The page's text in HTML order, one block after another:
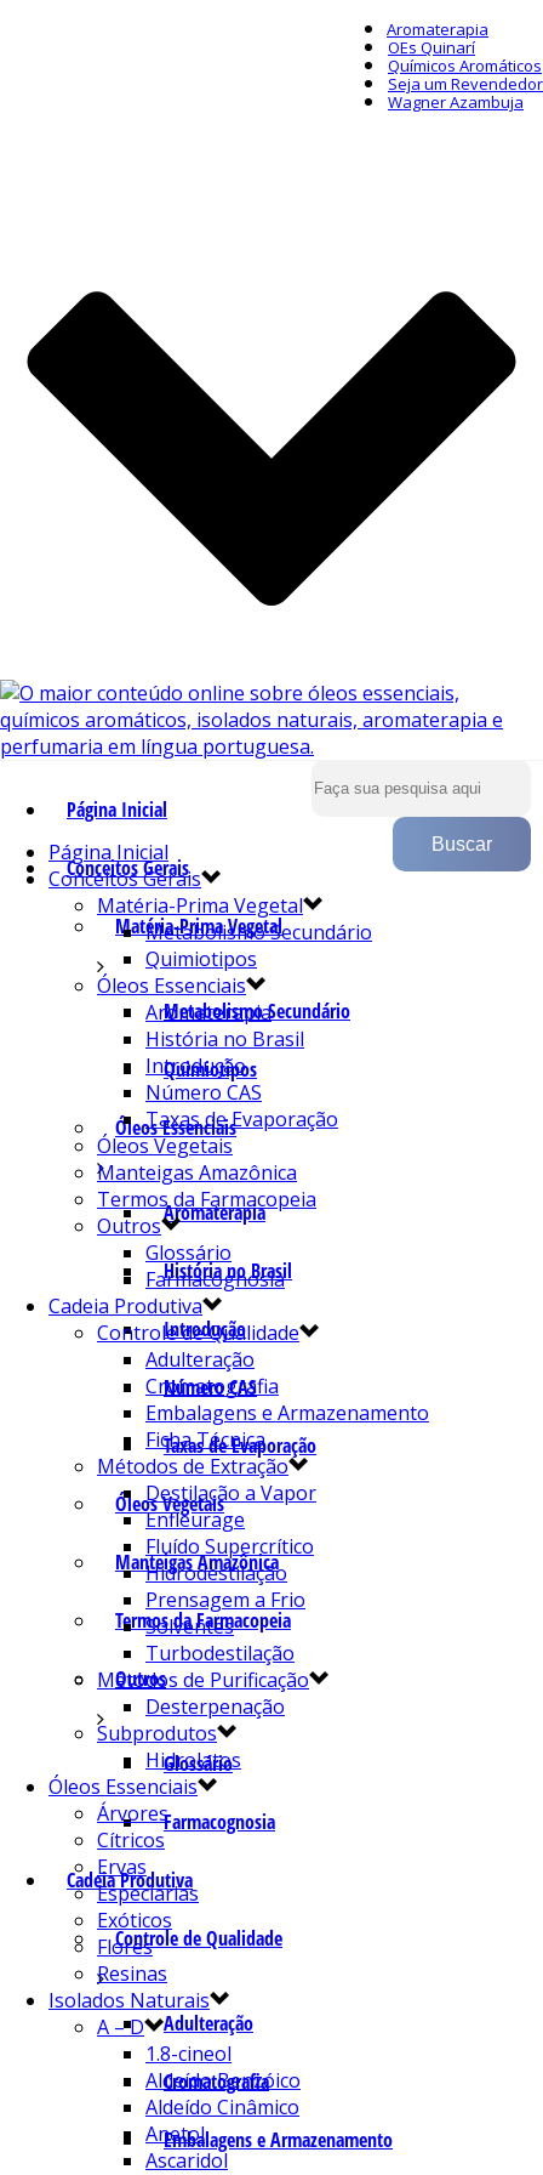
Aromaterapia
OEs Quinarí
Químicos Aromáticos
Seja um Revendedor
Wagner Azambuja
Página Inicial
Conceitos Gerais
Matéria-Prima Vegetal
Metabolismo Secundário
Quimiotipos
Óleos Essenciais
Aromaterapia
História no Brasil
Introdução
Número CAS
Taxas de Evaporação
Óleos Vegetais
Manteigas Amazônica
Termos da Farmacopeia
Outros
Glossário
Farmacognosia
Cadeia Produtiva
Controle de Qualidade
Adulteração
Cromatografia
Embalagens e Armazenamento
Página Inicial
Conceitos Gerais
Matéria-Prima Vegetal
Metabolismo Secundário
Quimiotipos
Óleos Essenciais
Aromaterapia
História no Brasil
Introdução
Número CAS
Taxas de Evaporação
Óleos Vegetais
Manteigas Amazônica
Termos da Farmacopeia
Outros
Glossário
Farmacognosia
Cadeia Produtiva
Controle de Qualidade
Adulteração
Cromatografia
Embalagens e Armazenamento
Ficha Técnica
Métodos de Extração
Destilação a Vapor
Enfleurage
Fluído Supercrítico
Hidrodestilação
Prensagem a Frio
Solventes
Turbodestilação
Métodos de Purificação
Desterpenação
Subprodutos
Hidrolatos
Óleos Essenciais
Árvores
Cítricos
Ervas
Especiarias
Exóticos
Flores
Resinas
Isolados Naturais
A – D
1.8-cineol
Aldeído Benzóico
Aldeído Cinâmico
Anetol
Ascaridol